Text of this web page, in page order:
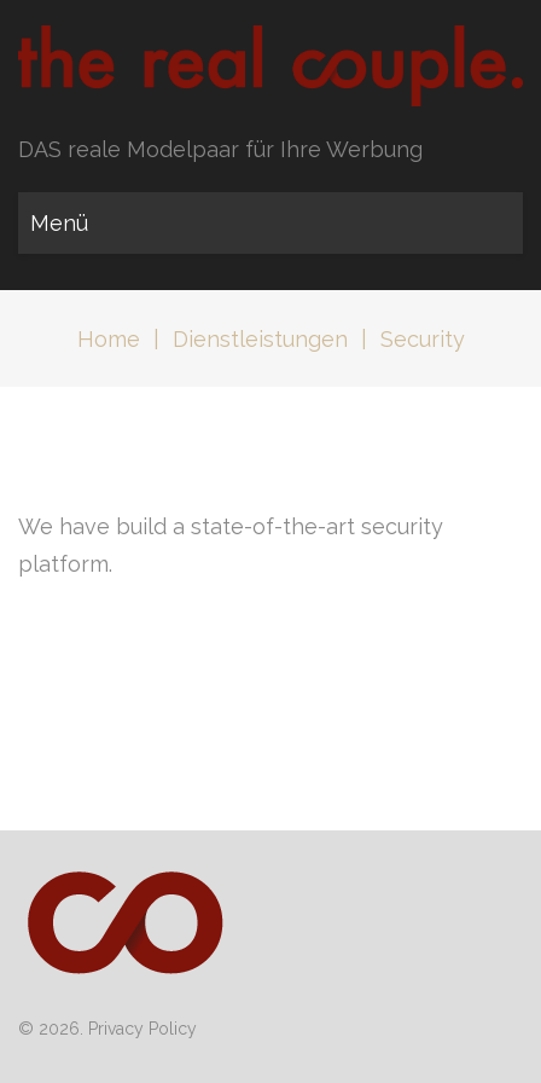
DAS reale Modelpaar für Ihre Werbung
Menü
Home Dienstleistungen Security
We have build a state-of-the-art security
platform.
© 2026. Privacy Policy